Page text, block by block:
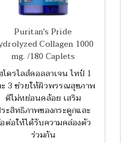
Puritan's Pride
Collagen 1000
mg. /180 Caplets
โดรไลส์คอลลาเจน ไทป์ 1
3 ช่วยให้ผิวพรรณสุขภาพ
ดีไม่หย่อนคล้อย เสริม
ะสิทธิภาพของกระดูกและ
ต่อให้ได้รับความคล่องตัว
ร่วมกัน